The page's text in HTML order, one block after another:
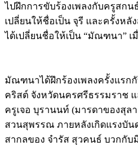
ไปฝึกการขับร้องเพลงกับครูสกน
เปลี่ยนให้ชื่อเป็น จุรี และครั้งห
ได้เปลี่ยนชื่อให้เป็น “มัณฑนา” เ
มัณฑนาได้ฝึกร้องเพลงครั้งแรก
คริสต์ จังหวัดนครศรีธรรมราช แ
ครูเจอ บุรานนท์ (มารดาของสุ
สวนสุพรรณ ภายหลังเกิดแรงบัน
สากลของ จำรัส สุวคนธ์ บวกกั